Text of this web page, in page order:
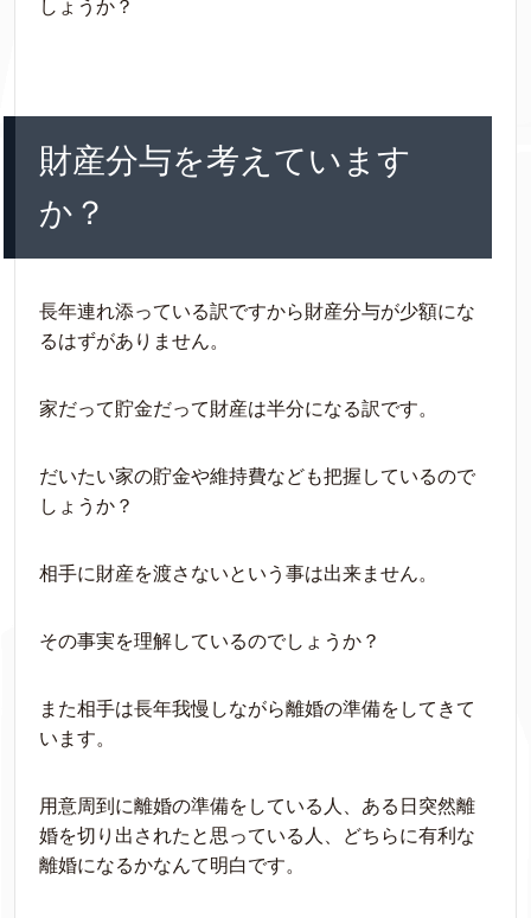
しょうか？
財産分与を考えています
か？
長年連れ添っている訳ですから財産分与が少額にな
るはずがありません。
家だって貯金だって財産は半分になる訳です。
だいたい家の貯金や維持費なども把握しているので
しょうか？
相手に財産を渡さないという事は出来ません。
その事実を理解しているのでしょうか？
また相手は長年我慢しながら離婚の準備をしてきて
います。
用意周到に離婚の準備をしている人、ある日突然離
婚を切り出されたと思っている人、どちらに有利な
離婚になるかなんて明白です。